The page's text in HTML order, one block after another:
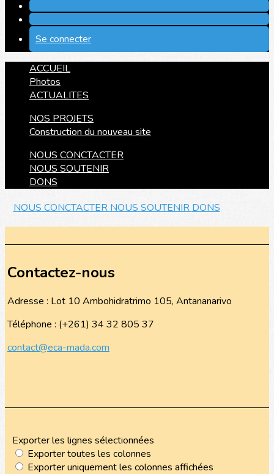
Se connecter
ACCUEIL
Photos
ACTUALITES
NOS PROJETS
Construction du nouveau site
NOUS CONCTACTER
NOUS SOUTENIR
DONS
NOUS CONCTACTER NOUS SOUTENIR DONS
Contactez-nous
Adresse : Lot 10 Ambohidratrimo 105, Antananarivo
Téléphone : (+261) 34 32 805 37
contact@eca-mada.com